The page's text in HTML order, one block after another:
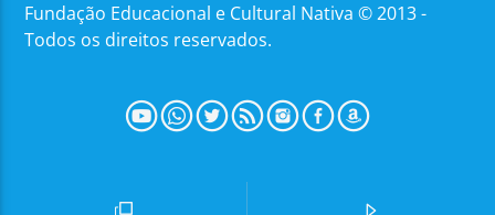
Fundação Educacional e Cultural Nativa © 2013 -
Todos os direitos reservados.